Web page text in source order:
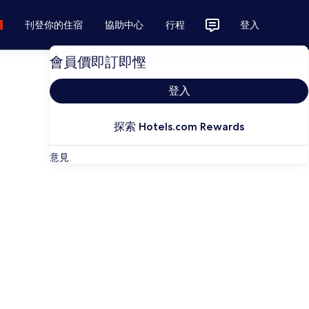
刊登你的住宿 協助中心 行程 登入
會員價即訂即慳
登入
探索 Hotels.com Rewards
意見